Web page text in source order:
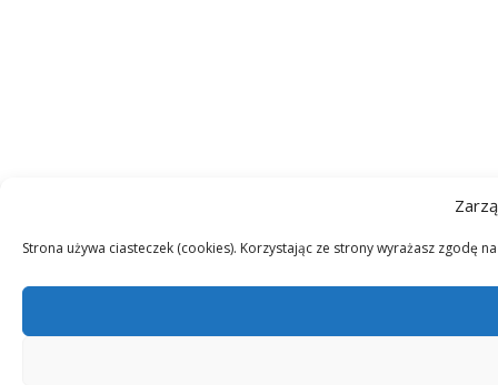
Strona używa ciasteczek (cookies). Korzystając ze strony wyrażasz zgodę